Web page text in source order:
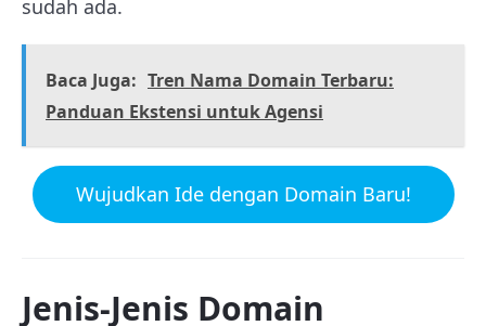
sudah ada.
Baca Juga: Tren Nama Domain Terbaru:
Panduan Ekstensi untuk Agensi
Wujudkan Ide dengan Domain Baru!
Jenis-Jenis Domain